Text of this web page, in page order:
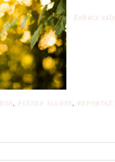
Zobacz
PLENER ŚLUBNY REPORTAŻ